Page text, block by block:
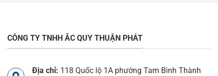
CÔNG TY TNHH ẮC QUY THUẬN PHÁT
Địa chỉ: 118 Quốc lộ 1A phường Tam Bình Thành